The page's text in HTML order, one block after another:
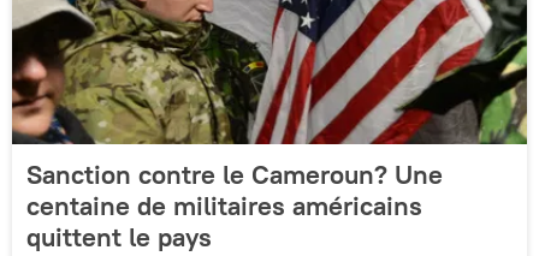
Sanction contre le Cameroun? Une
centaine de militaires américains
quittent le pays